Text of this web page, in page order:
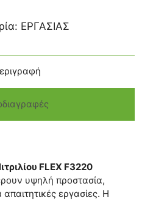
ΕΡΓΑΣΙΑΣ
FLEX F3220
υψηλή προστασία,
απαιτητικές εργασίες. Η